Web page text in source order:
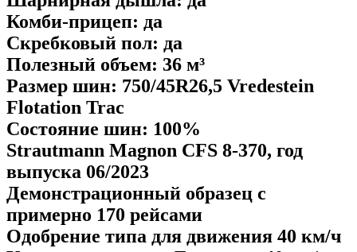
Комби-прицеп: да
Скребковый пол: да
Полезный объем: 36 м³
Размер шин: 750/45R26,5 Vredestein
Flotation Trac
Состояние шин: 100%
Strautmann Magnon CFS 8-370, год
выпуска 06/2023
Демонстрационный образец с
примерно 170 рейсами
Одобрение типа для движения 40 км/ч